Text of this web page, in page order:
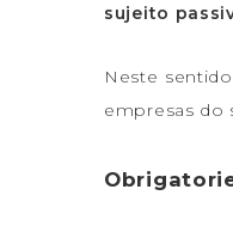
sujeito
Neste
empresas do